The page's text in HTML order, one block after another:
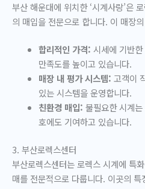
부산 해운대에 위치한 ‘시계사랑’은
의 매입을 전문으로 합니다. 이 매장
합리적인 가격: 시세에 기반
만족도를 높이고 있습니다.
매장 내 평가 시스템: 고객이
있는 시스템을 운영합니다.
친환경 매입: 불필요한 시계
호에도 기여하고 있습니다.
3. 부산로렉스센터
부산로렉스센터는 로렉스 시계에 특
매를 전문적으로 다룹니다. 이곳의